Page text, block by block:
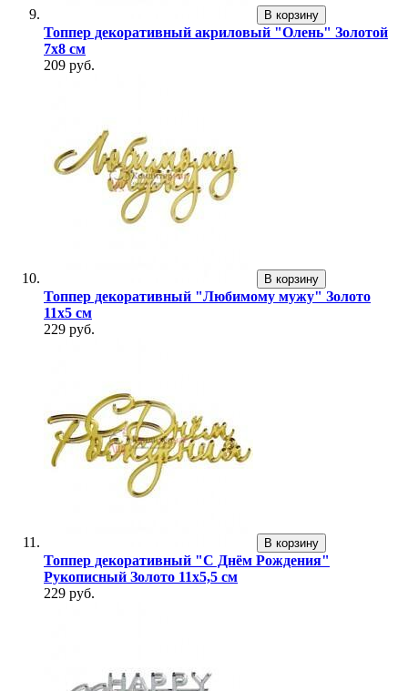
В корзину
Топпер декоративный акриловый "Олень" Золотой
7х8 см
209 руб.
В корзину
Топпер декоративный "Любимому мужу" Золото
11х5 см
229 руб.
В корзину
Топпер декоративный "С Днём Рождения"
Рукописный Золото 11х5,5 см
229 руб.